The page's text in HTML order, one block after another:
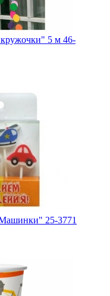
5 м 46-
25-3771